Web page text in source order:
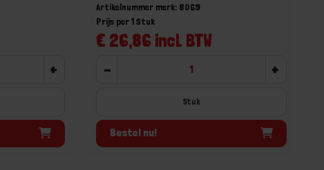
+
Artikelnummer merk: 8069
€ 26,86 incl. BTW
Prijs per 1 Stuk
- +
Stuk
Bestel nu!